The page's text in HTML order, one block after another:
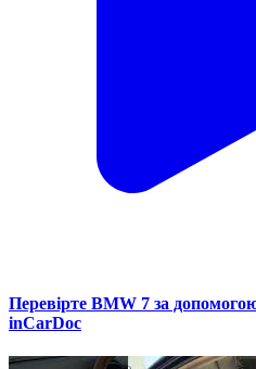
Перевірте BMW 7 за
inCarDoc